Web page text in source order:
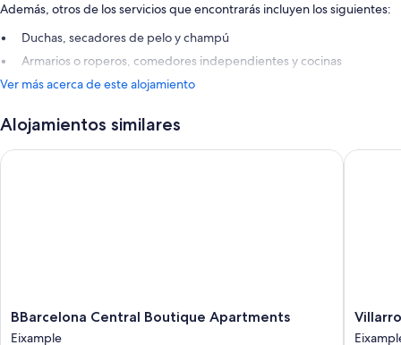
Además, otros de los servicios que encontrarás incluyen los siguientes:
Duchas, secadores de pelo y champú
Armarios o roperos, comedores independientes y cocinas
Ver más acerca de este alojamiento
Alojamientos similares
BBarcelona
Central
BBarcelona Central Boutique Apartments
Eixample
BBarcelona Central Boutique Apartments
Villarroel